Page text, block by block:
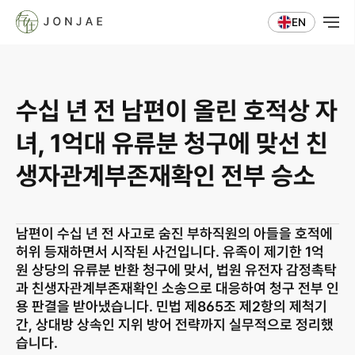
EN
수십 년 전 남편이 올린 호적상 자
녀, 1억대 유류분 청구에 맞선 친
생자관계부존재확인 전부 승소
남편이 수십 년 전 사고로 숨진 부하직원의 아들을 호적에
허위 등재하면서 시작된 사건입니다. 유족이 제기한 1억
원 상당의 유류분 반환 청구에 맞서, 법원 유전자 감정촉탁
과 친생자관계부존재확인 소송으로 대응하여 청구 전부 인
용 판결을 받아냈습니다. 민법 제865조 제2항의 제척기
간, 상대방 상속인 지위 방어 전략까지 실무적으로 정리했
습니다.